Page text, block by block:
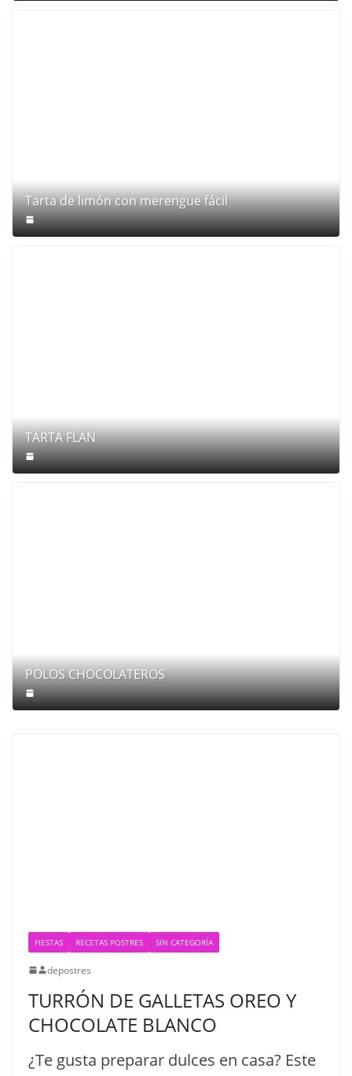
Tarta de limón con merengue fácil
TARTA FLAN
POLOS CHOCOLATEROS
FIESTAS RECETAS POSTRES SIN CATEGORÍA
depostres
TURRÓN DE GALLETAS OREO Y
CHOCOLATE BLANCO
¿Te gusta preparar dulces en casa? Este